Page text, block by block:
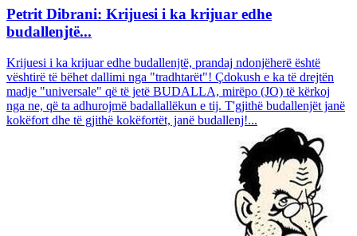
Petrit Dibrani: Krijuesi i ka krijuar edhe
budallenjtë...
Krijuesi i ka krijuar edhe budallenjtë, prandaj ndonjëherë është
vështirë të bëhet dallimi nga "tradhtarët"! Çdokush e ka të drejtën
madje "universale" që të jetë BUDALLA, mirëpo (JO) të kërkoj
nga ne, që ta adhurojmë badallallëkun e tij. T'gjithë budallenjët janë
kokëfort dhe të gjithë kokëfortët, janë budallenj!...